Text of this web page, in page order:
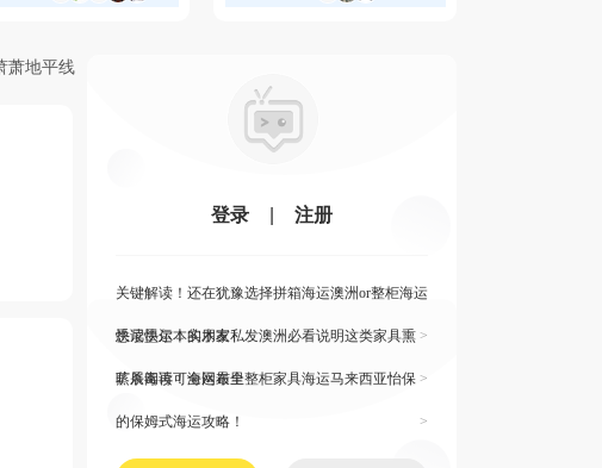
萧地平线
登录 注册
关键解读！还在犹豫选择拼箱海运澳洲or整柜海运
悉尼墨尔本的朋友 >
快读快运！实木家私发澳洲必看说明这类家具熏
蒸杀毒再可海运布里 >
旷展阅读！全网最全整柜家具海运马来西亚怡保
的保姆式海运攻略！ >